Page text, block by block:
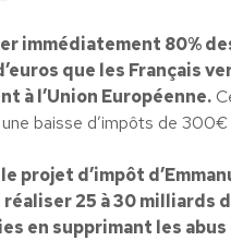
immédiatement 80%
que les Français
à l’Union Européenne.
baisse d’impôts de 300€
projet d’impôt
25 à 30 milliards
en supprimant les